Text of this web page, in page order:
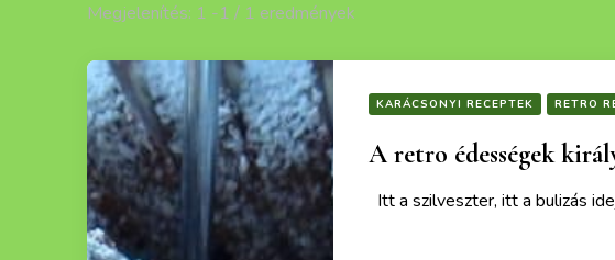
Megjelenítés: 1 -1 / 1 eredmények
KARÁCSONYI RECEPTEK RETRO
A retro édességek
Itt a szilveszter, itt a bulizás